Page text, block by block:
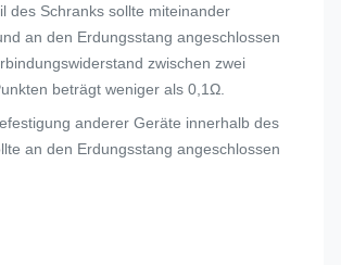
des Schranks sollte miteinander
an den Erdungsstang angeschlossen
zwischen zwei
beträgt weniger als 0,1Ω.
anderer Geräte innerhalb des
an den Erdungsstang angeschlossen